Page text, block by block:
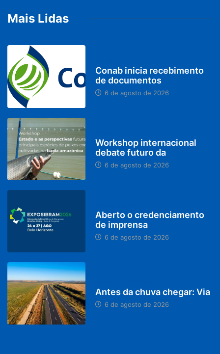
Mais Lidas
Conab inicia recebimento
de documentos
6 de agosto de 2026
Workshop internacional
debate futuro da
6 de agosto de 2026
Aberto o credenciamento
de imprensa
6 de agosto de 2026
Antes da chuva chegar: Via
6 de agosto de 2026